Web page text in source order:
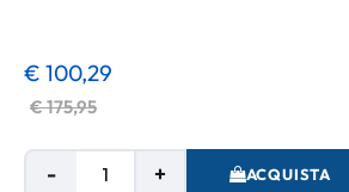
€ 175,95
€ 100,29
Quantità ACQUISTA